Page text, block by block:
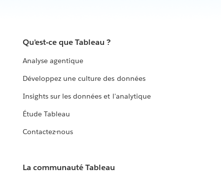
Qu'est-ce que Tableau ?
Analyse agentique
Développez une culture des données
Insights sur les données et l'analytique
Étude Tableau
Contactez-nous
La communauté Tableau